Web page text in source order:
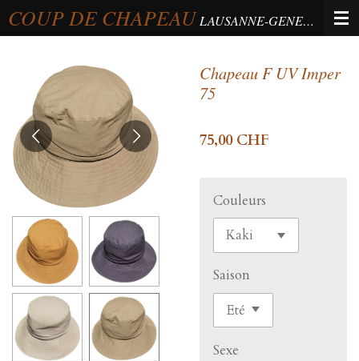
Passer
au
principal
COUP DE CHAPEAU LAUSANNE-GENEVA-BERNE
Chapeau F UV Imper
75
75,00 CHF
Couleurs
Saison
Sexe